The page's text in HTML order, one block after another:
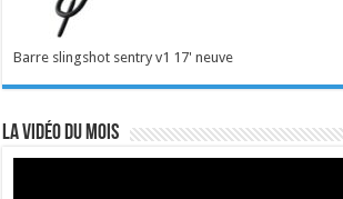
Barre slingshot sentry v1 17' neuve
La vidéo du mois